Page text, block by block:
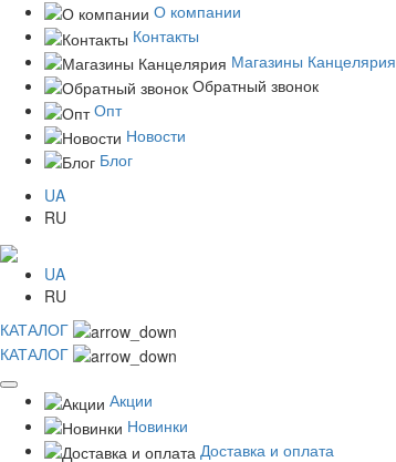
О компании
Контакты
Магазины Канцелярия
Обратный звонок
Опт
Новости
Блог
UA
RU
UA
RU
КАТАЛОГ
КАТАЛОГ
Акции
Новинки
Доставка и оплата